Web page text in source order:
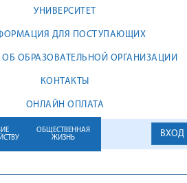
УНИВЕРСИТЕТ
ДЛЯ ПОСТУПАЮЩИХ
ОБ ОБРАЗОВАТЕЛЬНОЙ ОРГАНИЗАЦИИ
КОНТАКТЫ
ОНЛАЙН ОПЛАТА
ВХОД
ОБЩЕСТВЕННАЯ
ЖИЗНЬ